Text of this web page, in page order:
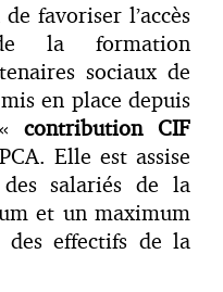
favoriser l’accès
la formation
sociaux de
en place depuis
«contribution CIF
Elle est assise
salariés de la
et un maximum
des effectifs de la